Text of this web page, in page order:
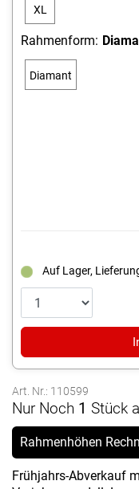
matt /
summit
blue
XL
Rahmenform:
Diamant
Auf Lager,
Art. Nr.: 110599
Nur Noch 1 Stück
Rahmenhöhen
Frühjahrs-Abverkauf